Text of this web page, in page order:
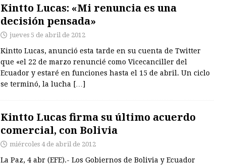
Kintto Lucas: «Mi renuncia es una
decisión pensada»
jueves 5 de abril de 2012
Kintto Lucas, anunció esta tarde en su cuenta de Twitter
que «el 22 de marzo renuncié como Vicecanciller del
Ecuador y estaré en funciones hasta el 15 de abril. Un ciclo
se terminó, la lucha […]
Kintto Lucas firma su último acuerdo
comercial, con Bolivia
miércoles 4 de abril de 2012
La Paz, 4 abr (EFE).- Los Gobiernos de Bolivia y Ecuador